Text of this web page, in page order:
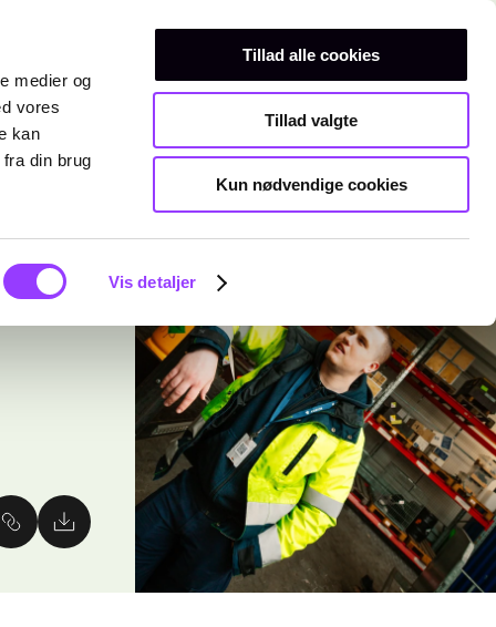
medier og
vores
kan
din brug
Vis detaljer
Tillad alle cookies
Tillad valgte
Kun nødvendige cookies
Teknisk gymnasiumKurser